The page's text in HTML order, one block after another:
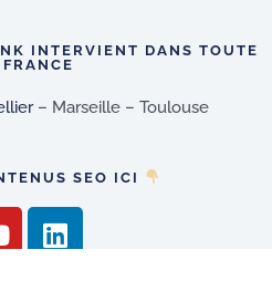
INTERVIENT DANS TOUTE
– Marseille – Toulouse
SEO ICI
L
i